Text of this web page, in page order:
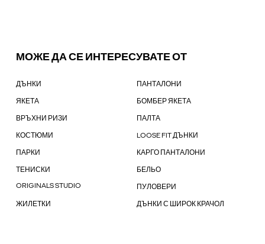
МОЖЕ ДА СЕ ИНТЕРЕСУВАТЕ ОТ
ДЪНКИ ПАНТАЛОНИ
ЯКЕТА БОМБЕР ЯКЕТА
ВРЪХНИ РИЗИ ПАЛТА
КОСТЮМИ LOOSE FIT ДЪНКИ
ПАРКИ КАРГО ПАНТАЛОНИ
ТЕНИСКИ БЕЛЬО
ORIGINALS STUDIO ПУЛОВЕРИ
ЖИЛЕТКИ ДЪНКИ С ШИРОК КРАЧОЛ